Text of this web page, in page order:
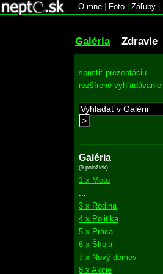
O mne Foto Záľuby
Galéria Zdravie
spustiť prezentáciu
rozšírené vyhľadávanie
>
Galéria
(9 položiek)
1 x Moto
3 x Rodina
4 x Politika
5 x Práca
6 x Škola
7 x Nový domov
8 x Akcie